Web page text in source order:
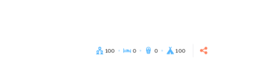
100 0 0 100